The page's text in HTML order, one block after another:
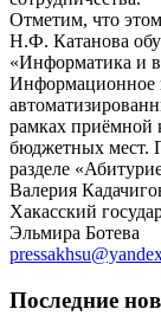
Отметим, что
Н.Ф. Катанова
«Информатика и
Информационное
рамках приёмной
бюджетных мест.
разделе
Валерия
Хакасский
Эльмира Ботева
Последние